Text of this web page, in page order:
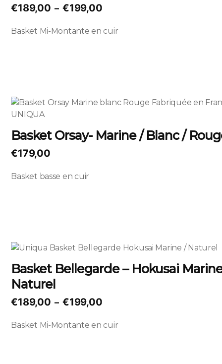
€189,00 – €199,00Plage
prix :
Basket Mi-Montante en cuir
Les
peuvent
page
du
produit
Basket Orsay- Marine / Blanc /
€179,00
Basket basse en cuir
Ce
produit
plusieurs
variations.
options
page
produit
Basket Bellegarde – Hokusai
Naturel
€189,00 – €199,00Plage
prix :
Basket Mi-Montante en cuir
Ce
a
plusieurs
Les
peuvent